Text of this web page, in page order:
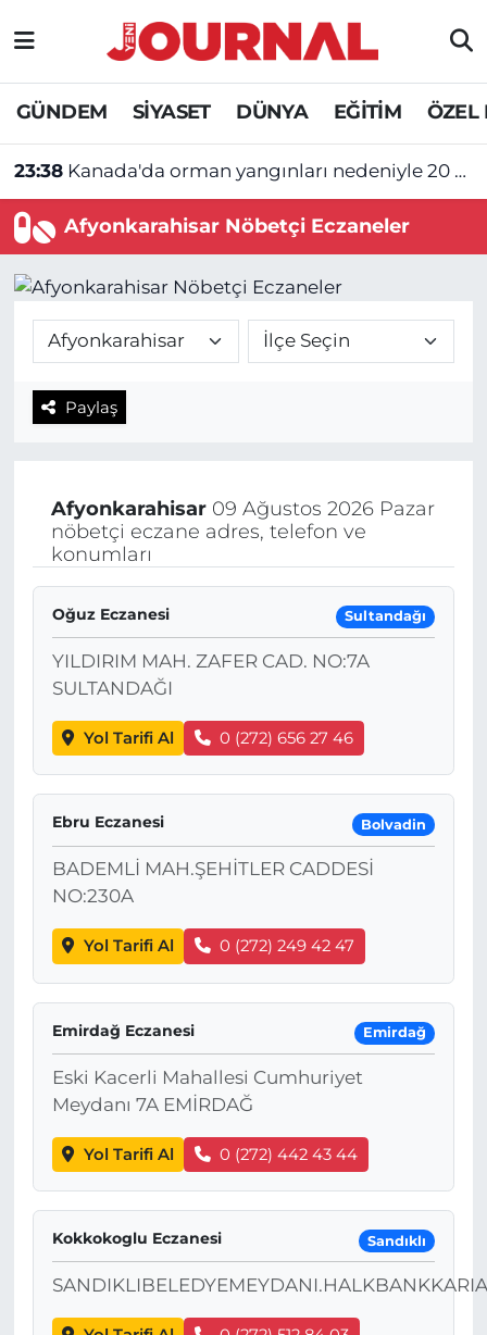
GÜNDEM SİYASET DÜNYA EĞİTİM ÖZEL
23:38 Kanada'da orman yangınları nedeniyle 20 bine yakın kişi için tahliye emri verildi
Afyonkarahisar Nöbetçi Eczaneler
Paylaş
Afyonkarahisar09 Ağustos 2026 Pazar
nöbetçi eczane adres, telefon ve
konumları
Oğuz Eczanesi Sultandağı
YILDIRIM MAH. ZAFER CAD. NO:7A
SULTANDAĞI
Yol Tarifi Al 0 (272) 656 27 46
Ebru Eczanesi Bolvadin
BADEMLİ MAH.ŞEHİTLER CADDESİ
NO:230A
Yol Tarifi Al 0 (272) 249 42 47
Emirdağ Eczanesi Emirdağ
Eski Kacerli Mahallesi Cumhuriyet
Meydanı 7A EMİRDAĞ
Yol Tarifi Al 0 (272) 442 43 44
Kokkokoglu Eczanesi Sandıklı
GÜNDEM
SİYASET
SAĞLIK
DÜNYA
ÖZEL HABER
Nöbetçi Eczaneler
Hava Durumu
Trafik Durumu
Süper Lig Puan Durumu ve Fikstür
Son Dakika Haberleri
Haber Arşivi